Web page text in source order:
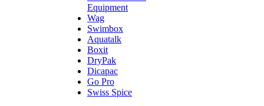
Equipment
Wag
Swimbox
Aquatalk
Boxit
DryPak
Dicapac
Go Pro
Swiss Spice